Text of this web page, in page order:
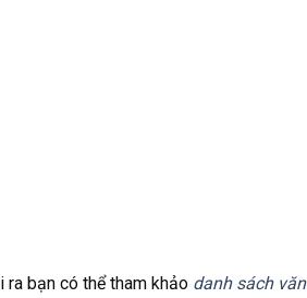
ra bạn có thể tham khảo danh sách văn